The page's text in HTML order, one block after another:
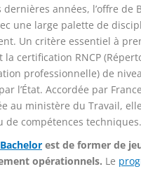
dernières années, l’offre de
une large palette de
Un critère essentiel à
la certification RNCP
professionnelle) de
l’État. Accordée par
au ministère du Travail,
de compétences techniques.
Bachelor est de former de
opérationnels. Le